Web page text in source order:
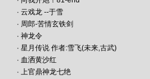
· 云戏龙 --于雪
· 周郎-苦情玄铁剑
· 神龙令
· 星月传说 作者:雪飞(未来,古武)
· 血洒黄沙红
· 上官鼎神龙七绝